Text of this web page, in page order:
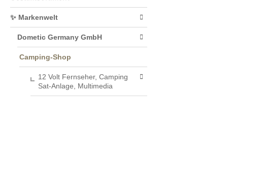
✨ Markenwelt
Dometic Germany GmbH
Camping-Shop
12 Volt Fernseher, Camping
Sat-Anlage, Multimedia